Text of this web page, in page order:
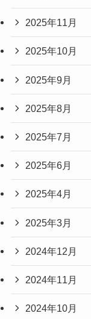
2025年11月
2025年10月
2025年9月
2025年8月
2025年7月
2025年6月
2025年4月
2025年3月
2024年12月
2024年11月
2024年10月